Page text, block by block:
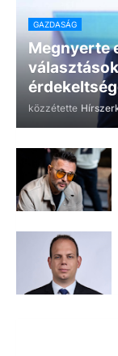
GAZDASÁG
Megnyerte
közzétette